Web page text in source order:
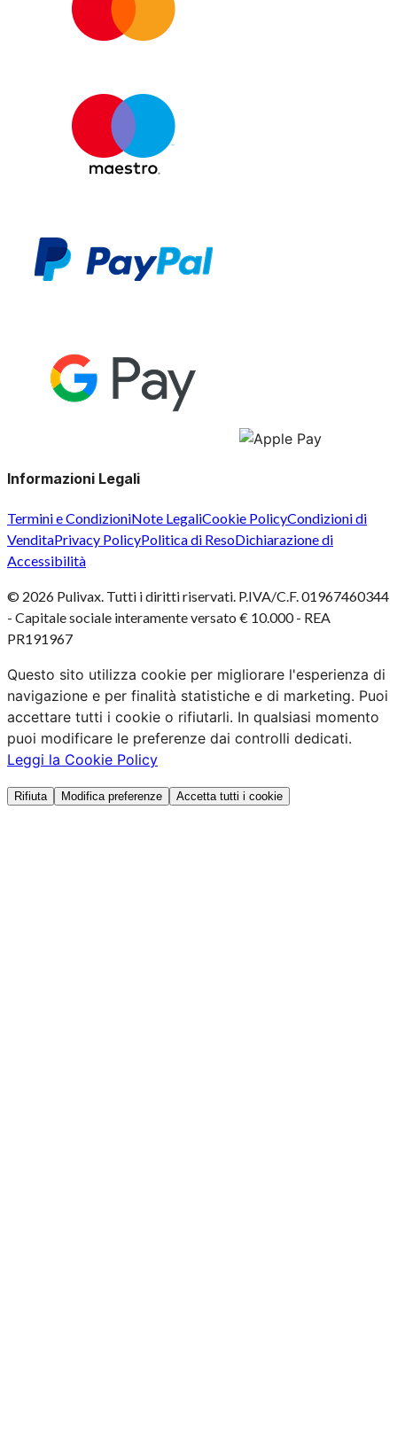
Informazioni Legali
Termini e CondizioniNote LegaliCookie PolicyCondizioni di
VenditaPrivacy PolicyPolitica di ResoDichiarazione di
Accessibilità
© 2026 Pulivax. Tutti i diritti riservati. P.IVA/C.F. 01967460344
- Capitale sociale interamente versato € 10.000 - REA
PR191967
Questo sito utilizza cookie per migliorare l'esperienza di
navigazione e per finalità statistiche e di marketing. Puoi
accettare tutti i cookie o rifiutarli. In qualsiasi momento
puoi modificare le preferenze dai controlli dedicati.
Leggi la Cookie Policy
Rifiuta Modifica preferenze Accetta tutti i cookie